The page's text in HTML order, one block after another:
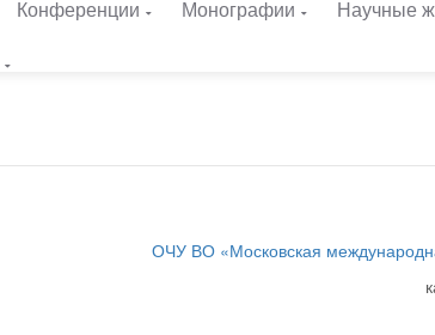
Конференции Монографии
Научные
ОЧУ ВО «Московская